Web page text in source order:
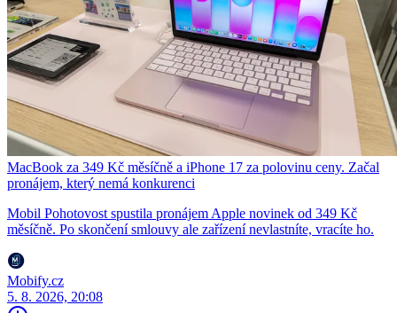
MacBook za 349 Kč měsíčně a iPhone 17 za polovinu ceny. Začal
pronájem, který nemá konkurenci
Mobil Pohotovost spustila pronájem Apple novinek od 349 Kč
měsíčně. Po skončení smlouvy ale zařízení nevlastníte, vracíte ho.
Mobify.cz
5. 8. 2026, 20:08